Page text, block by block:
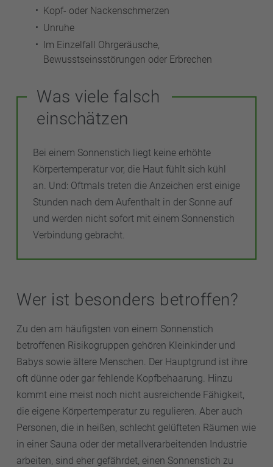
Kopf- oder Nackenschmerzen
Unruhe
Im Einzelfall Ohrgeräusche,
Bewusstseinsstörungen oder Erbrechen
Was viele falsch
einschätzen
Bei einem Sonnenstich liegt keine erhöhte
Körpertemperatur vor, die Haut fühlt sich kühl
an. Und: Oftmals treten die Anzeichen erst einige
Stunden nach dem Aufenthalt in der Sonne auf
und werden nicht sofort mit einem Sonnenstich
Verbindung gebracht.
Wer ist besonders betroffen?
Zu den am häufigsten von einem Sonnenstich
betroffenen Risikogruppen gehören Kleinkinder und
Babys sowie ältere Menschen. Der Hauptgrund ist ihre
oft dünne oder gar fehlende Kopfbehaarung. Hinzu
kommt eine meist noch nicht ausreichende Fähigkeit,
die eigene Körpertemperatur zu regulieren. Aber auch
Personen, die in heißen, schlecht gelüfteten Räumen wie
in einer Sauna oder der metallverarbeitenden Industrie
arbeiten, sind eher gefährdet, einen Sonnenstich zu